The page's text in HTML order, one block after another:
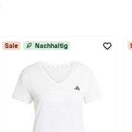
Sale Nachhaltig